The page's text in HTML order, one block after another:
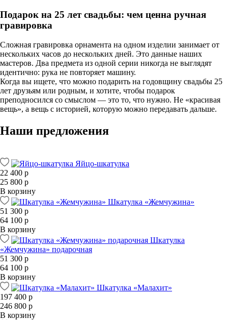
Подарок на 25 лет свадьбы: чем ценна ручная
гравировка
Сложная гравировка орнамента на одном изделии занимает от
нескольких часов до нескольких дней. Это данные наших
мастеров. Два предмета из одной серии никогда не выглядят
идентично: рука не повторяет машину.
Когда вы ищете, что можно подарить на годовщину свадьбы 25
лет друзьям или родным, и хотите, чтобы подарок
преподносился со смыслом — это то, что нужно. Не «красивая
вещь», а вещь с историей, которую можно передавать дальше.
Наши предложения
Яйцо-шкатулка
22 400 р
25 800 р
В корзину
Шкатулка «Жемчужина»
51 300 р
64 100 р
В корзину
Шкатулка
«Жемчужина» подарочная
51 300 р
64 100 р
В корзину
Шкатулка «Малахит»
197 400 р
246 800 р
В корзину